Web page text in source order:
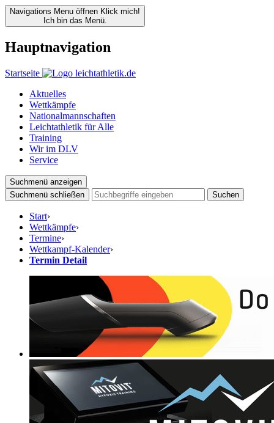
Navigations Menu öffnen Klick mich!
Ich bin das Menü.
Hauptnavigation
Startseite
Aktuelles
Wettkämpfe
Nationalmannschaften
Leichtathletik für Alle
Training
Wir im DLV
Service
Suchmenü anzeigen
Suchmenü schließen
Suchen
Start›
Wettkämpfe›
Termine›
Wettkampf-Kalender›
Termin Detail